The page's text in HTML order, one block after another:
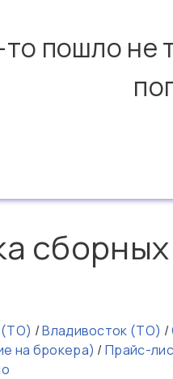
пошло не
(ТО) /Владивосток (ТО) /
на брокера) / Прайс-